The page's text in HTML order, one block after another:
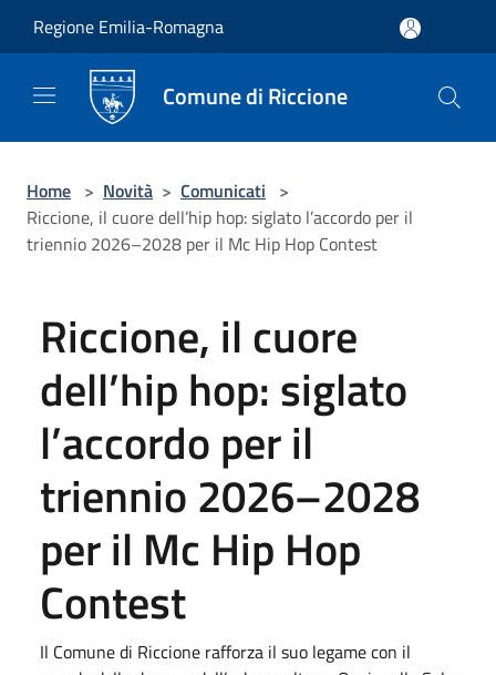
Regione Emilia-Romagna
Comune di Riccione
Home > Novità > Comunicati >
Riccione, il cuore dell’hip hop: siglato l’accordo per il
triennio 2026–2028 per il Mc Hip Hop Contest
Riccione, il cuore
dell’hip hop: siglato
l’accordo per il
triennio 2026–2028
per il Mc Hip Hop
Contest
Il Comune di Riccione rafforza il suo legame con il